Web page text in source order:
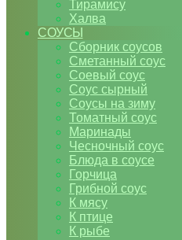
Тирамису
Халва
СОУСЫ
Сборник соусов
Сметанный соус
Соевый соус
Соус сырный
Соусы на зиму
Томатный соус
Маринады
Чесночный соус
Блюда в соусе
Горчица
Грибной соус
К мясу
К птице
К рыбе